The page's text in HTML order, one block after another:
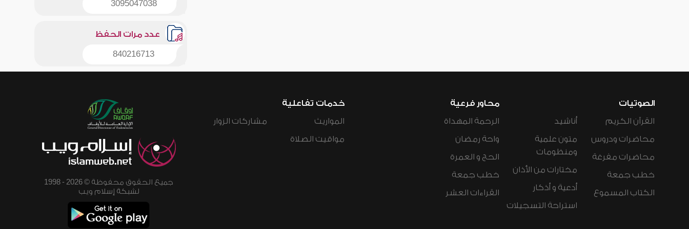
3095047038
عدد مرات الحفظ
840216713
الصوتيات
القرآن الكريم
محاضرات ودروس
محاضرات مفرغة
خطب جمعة
الكتاب المسموع
أناشيد
متون علمية
ومنظومات
مختارات من الأذان
أدعية و أذكار
استراحة التسجيلات
محاور فرعية
الرحمة المهداة
واحة رمضان
الحج و العمرة
خطب جمعة
القراءات العشر
خدمات تفاعلية
المواريث
مواقيت الصلاة
مشاركات الزوار
جميع الحقوق محفوظة © 2026 - 1998
لشبكة إسلام ويب